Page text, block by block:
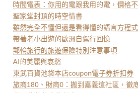
時間電表：你用的電跟我用的電，價格
聖家堂封頂的時空情書
雖然完全不懂但還是看得懂的語言方程式
帶著老小出遊的歐洲自駕行回憶
郵輪旅行的旅遊保險特別注意事項
AI的美麗與哀愁
東武百貨池袋本店coupon電子券折扣券
旅商180、財商0：搬到嘉義這社區，徹